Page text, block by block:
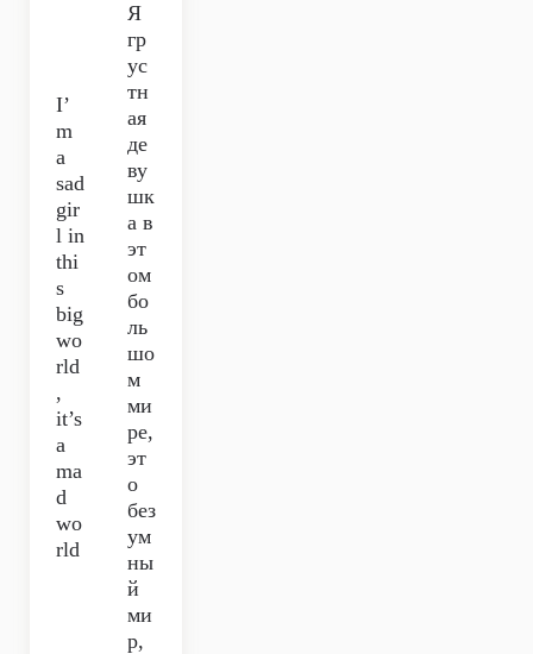
I’
m
a
sad
gir
l in
thi
s
big
wo
rld
,
it’s
a
ma
d
wo
rld
Я
гр
ус
тн
ая
де
ву
шк
а в
эт
ом
бо
ль
шо
м
ми
ре,
эт
о
без
ум
ны
й
ми
р,